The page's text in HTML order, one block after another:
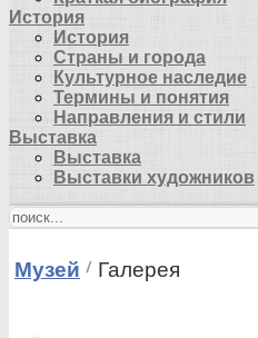
История
История
Страны и города
Культурное наследие
Термины и понятия
Направления и стили
Выставка
Выставка
Выставки художников
Музей Галерея